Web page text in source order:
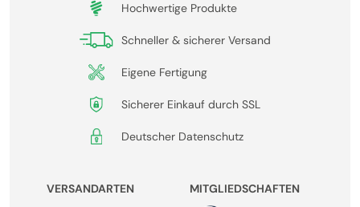
Hochwertige Produkte
Schneller & sicherer Versand
Eigene Fertigung
Sicherer Einkauf durch SSL
Deutscher Datenschutz
VERSANDARTEN MITGLIEDSCHAFTEN